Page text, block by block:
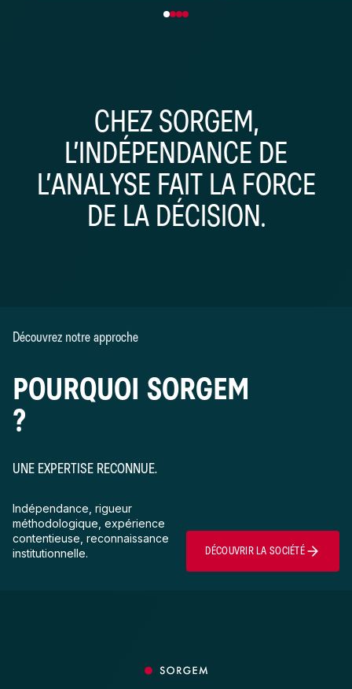
CHEZ SORGEM,
L’INDÉPENDANCE DE
L’ANALYSE FAIT LA FORCE
DE LA DÉCISION.
Découvrez notre approche
POURQUOI SORGEM
?
UNE EXPERTISE RECONNUE.
Indépendance, rigueur
méthodologique, expérience
contentieuse, reconnaissance
institutionnelle.
DÉCOUVRIR LA SOCIÉTÉ